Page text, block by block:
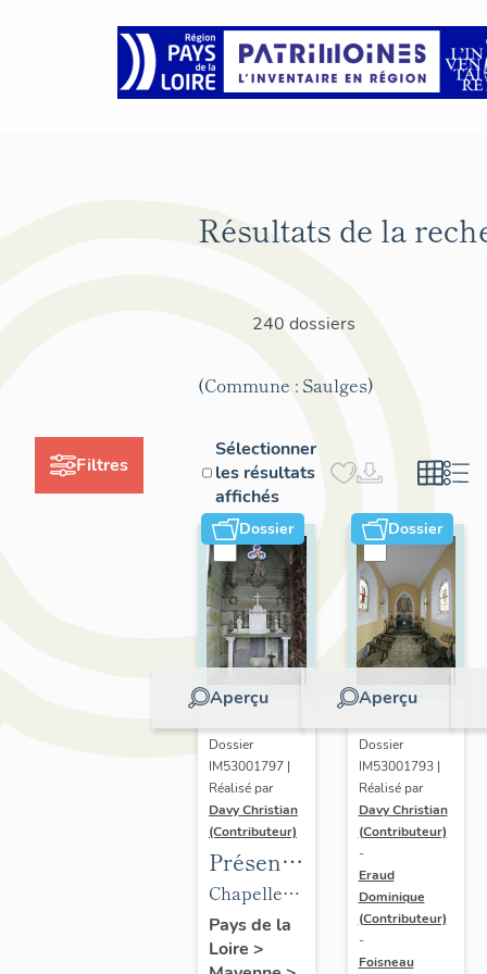
Filtres
Résultats de la
240 dossiers
(Commune : Saulges)
Sélectionner
les résultats
affichés
Dossier
Aperçu
Dossier
IM53001797 |
Réalisé par
Davy Christian
(Contributeur)
Présentation
du
mobilier
de la
Chapelle
funéraire
de la
Pays de la
Loire >
Dossier
Aperçu
Dossier
IM53001793 |
Réalisé par
Davy Christian
(Contributeur)
-
Eraud
Dominique
(Contributeur)
-
Foisneau